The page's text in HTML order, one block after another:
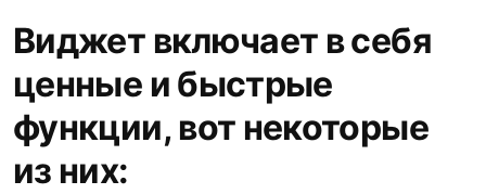
Виджет включает в себя
ценные и быстрые
функции, вот некоторые
из них: